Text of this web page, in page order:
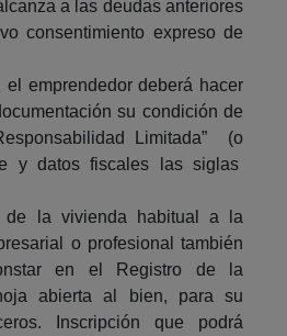
a las deudas anteriores
consentimiento expreso de
el emprendedor deberá hacer
su condición de
Limitada” (o
y datos fiscales las siglas
de la vivienda habitual a la
o profesional también
en el Registro de la
abierta al bien, para su
Inscripción que podrá